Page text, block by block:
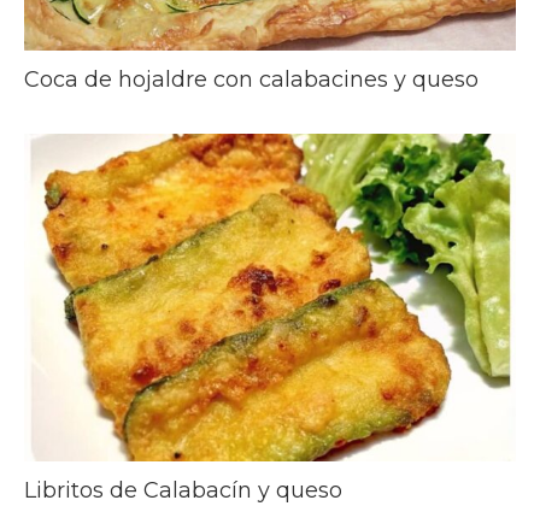
Coca de hojaldre con calabacines y queso
Libritos de Calabacín y queso